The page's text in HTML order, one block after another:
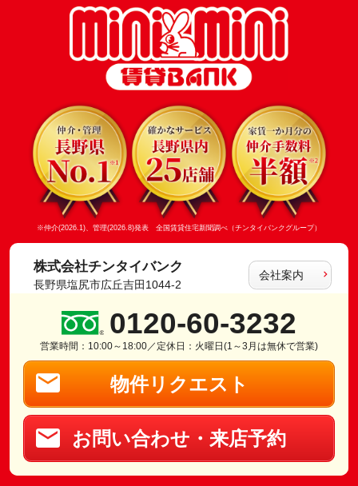
※仲介(2026.1)、管理(2026.8)発表 全国賃貸住宅新聞調べ（チンタイバンクグループ）
株式会社チンタイバンク
長野県塩尻市広丘吉田1044-2
会社案内
0120-60-3232
営業時間：10:00～18:00／定休日：火曜日(1～3月は無休で営業)
物件リクエスト
お問い合わせ・来店予約